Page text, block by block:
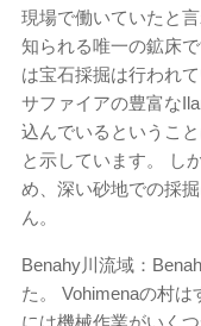
現場で働いていたと
知られる唯一の鉱床
は宝石採掘は行われ
サファイアの豊富な
込んでいるというこ
と示しています。 し
め、深い砂地での採
ん。
Benahy川流域：
た。 Vohimenaの村
には機械作業がいく